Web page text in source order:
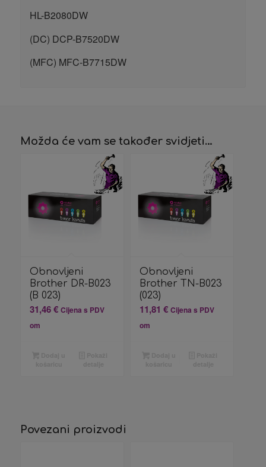
HL-B2080DW
(DC) DCP-B7520DW
(MFC) MFC-B7715DW
Možda će vam se također svidjeti…
Obnovljeni
Brother DR-B023
(B 023)
31,46€ Cijena s PDV
om
Obnovljeni
Brother TN-B023
(023)
11,81 € Cijena s PDV
om
Povezani proizvodi